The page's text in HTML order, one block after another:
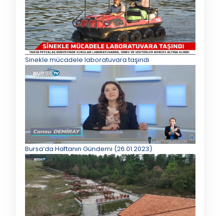
Sinekle mücadele laboratuvara taşındı
Bursa’da Haftanın Gündemi (26.01.2023)